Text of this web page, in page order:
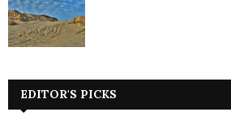
EDITOR'S PICKS